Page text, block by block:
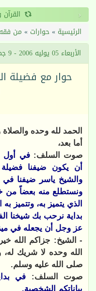
‹
الرئيسية »حوارات » من
الأربعاء 05 يوليه 2006 - 9 جمادى الثانية 1427هـ
حوار مع فضيلة
الحمد لله وحده
أما بعد،
صوت السلف:في أول
أن يكون ضيفنا
والشيخ ياسر ضيفنا في
ونستطلع منه بعضاً من
الذي يتميز به، وتتميز
بداية نرحب بك شيخنا
عز وجل أن يجعله في
- الشيخ: جزاكم الله
الله وحده لا شريك
صلى الله عليه وسلم.
صوت السلف: في
بياناتكم الشخصية.